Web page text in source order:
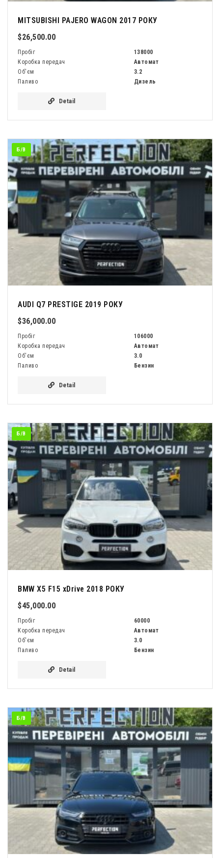
MITSUBISHI PAJERO WAGON 2017 РОКУ
$26,500.00
Пробіг
138000
Коробка передач
Автомат
Об'єм
3.2
Паливо
Дизель
Detail
Б/В
AUDI Q7 PRESTIGE 2019 РОКУ
$36,000.00
Пробіг
106000
Коробка передач
Автомат
Об'єм
3.0
Паливо
Бензин
Detail
Б/В
BMW X5 F15 xDrive 2018 РОКУ
$45,000.00
Пробіг
60000
Коробка передач
Автомат
Об'єм
3.0
Паливо
Бензин
Detail
Б/В